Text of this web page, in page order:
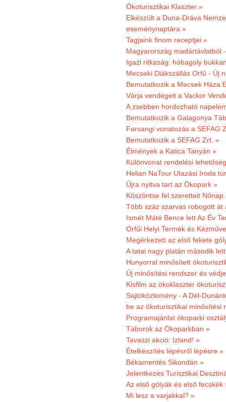
Ökoturisztikai Klaszter »
Elkészült a Duna-Dráva
eseménynaptára »
Tagjaink finom receptjei »
Magyarország madártávlatból
Igazi ritkaság: hóbagoly
Mecseki Diákszállás Orfű - Új
Bemutatkozik a Mecsek Háza
Várja vendégeit a Vackor
A zsebben hordozható
Bemutatkozik a Galagonya
Farsangi vonatozás a SEFAG
Bemutatkozik a SEFAG Zrt. »
Élmények a Katica Tanyán »
Különvonat rendelési
Helian NaTour Utazási Iroda
Újra nyitva tart az Ökopark »
Köszöntse fel szeretteit
Több száz szarvas robogott át
Ismét Máté Bence lett Az Év
Orfűi Helyi Termék és
Megérkezett az első fekete
A tatai nagy platán második
Hunyorral minősített
Új minősítési rendszer és
Kisfilm az ökoklaszter
Sajtóközlemény - A Dél-
be az ökoturisztikai minősítési
Programajánlat ökoparki
Táborok az Ökoparkban »
Tavaszi akció: Izland! »
Ételkészítés lépésről lépésre »
Békamentés Sikondán »
Jelentkezés Turisztikai
Az első gólyák és első fecskék
Mi lesz a varjakkal? »